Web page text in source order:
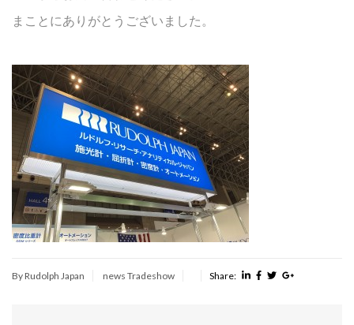
まことにありがとうございました。
By Rudolph Japan news Tradeshow Share: